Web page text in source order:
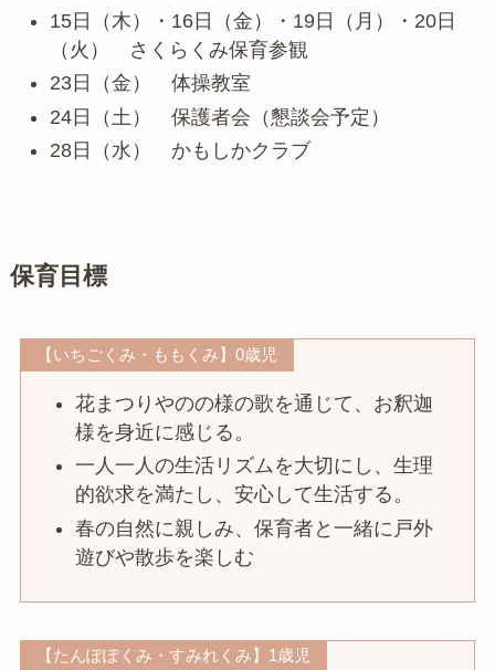
15日（木）・16日（金）・19日（月）・20日
（火） さくらくみ保育参観
23日（金） 体操教室
24日（土） 保護者会（懇談会予定）
28日（水） かもしかクラブ
保育目標
【いちごくみ・ももくみ】0歳児
花まつりやのの様の歌を通じて、お釈迦
様を身近に感じる。
一人一人の生活リズムを大切にし、生理
的欲求を満たし、安心して生活する。
春の自然に親しみ、保育者と一緒に戸外
遊びや散歩を楽しむ
【たんぽぽくみ・すみれくみ】1歳児